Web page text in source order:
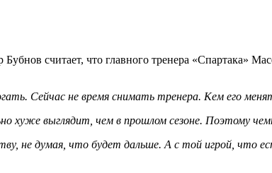
считает, что главного тренера «Спартака»
Сейчас не время снимать тренера. Кем его
хуже выглядит, чем в прошлом сезоне. Поэтому
не думая, что будет дальше. А с той игрой, что